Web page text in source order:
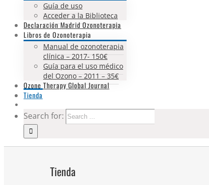
Guía de uso
Acceder a la Biblioteca
Declaración Madrid Ozonoterapia
Libros de Ozonoterapia
Manual de ozonoterapia
clínica – 2017- 150€
Guía para el uso médico
del Ozono – 2011 – 35€
Ozone Therapy Global Journal
Tienda
Search for:
Tienda